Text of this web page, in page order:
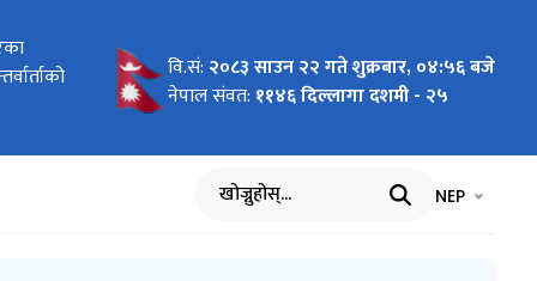
To
of
सूचना
वि.सं: २०८३ साउन २२ गते शुक्रबार, ०४:५६ बजे
नेपाल संवत: ११४६ दिल्लागा दशमी - २५
खोज्नुहोस् भाषा चयन
NEP